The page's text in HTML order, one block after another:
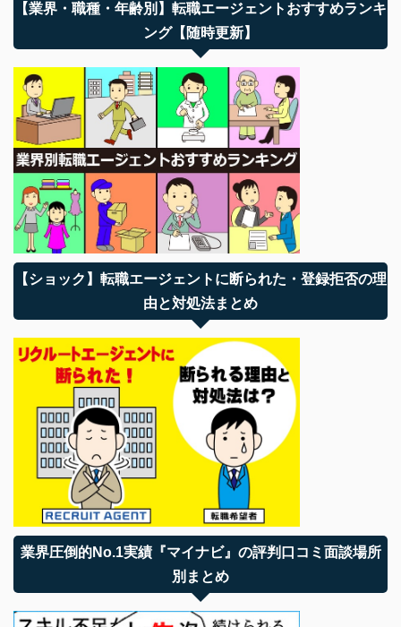
【業界・職種・年齢別】転職エージェントおすすめランキ
ング【随時更新】
【ショック】転職エージェントに断られた・登録拒否の理
由と対処法まとめ
業界圧倒的No.1実績『マイナビ』の評判口コミ面談場所
別まとめ